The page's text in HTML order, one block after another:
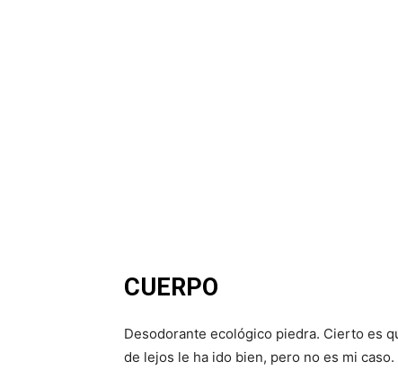
Como hidratante corporal podéis utilizar el